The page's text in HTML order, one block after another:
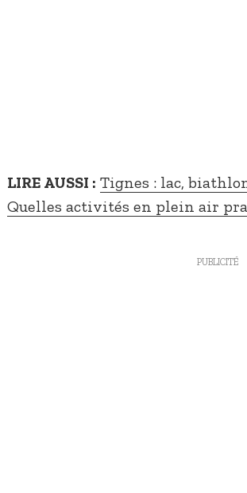
LIRE AUSSI : Tignes : lac,
Quelles activités en plein air
PUBLICITÉ